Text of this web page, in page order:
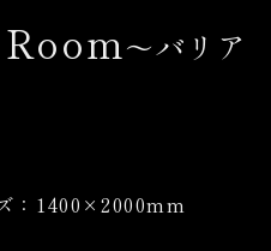
～バリア
：1400×2000mm